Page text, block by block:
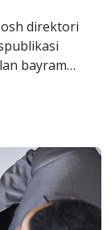
direktori
bayram